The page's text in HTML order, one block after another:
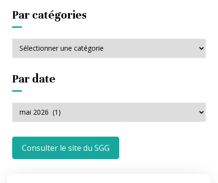
Par catégories
Par
catégories
Par date
date
Consulter le site du SGG